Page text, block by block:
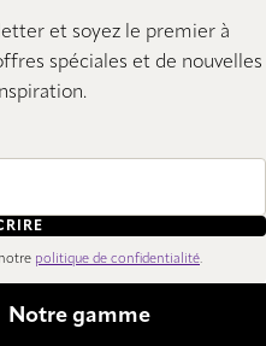
et soyez le premier à
spéciales et de nouvelles
politique de confidentialité.
Notre gamme